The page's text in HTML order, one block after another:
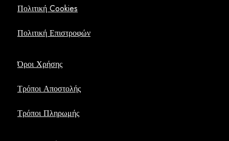
Πολιτική Cookies
Πολιτική Επιστροφών
Όροι Χρήσης
Τρόποι Αποστολής
Τρόποι Πληρωμής